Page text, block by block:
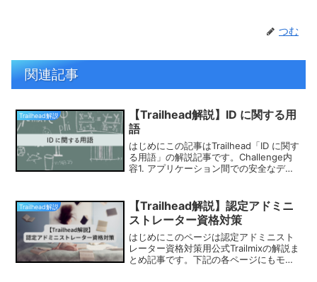
つむ
関連記事
Trailhead解説
【Trailhead解説】ID に関する用
語
はじめにこの記事はTrailhead「ID に関す
る用語」の解説記事です。Challenge内
容1. アプリケーション間での安全なデー
OpenID C...
Trailhead解説
【Trailhead解説】認定アドミニ
ストレーター資格対策
はじめにこのページは認定アドミニスト
レーター資格対策用公式Trailmixの解説ま
とめ記事です。下記の各ページにもモジ